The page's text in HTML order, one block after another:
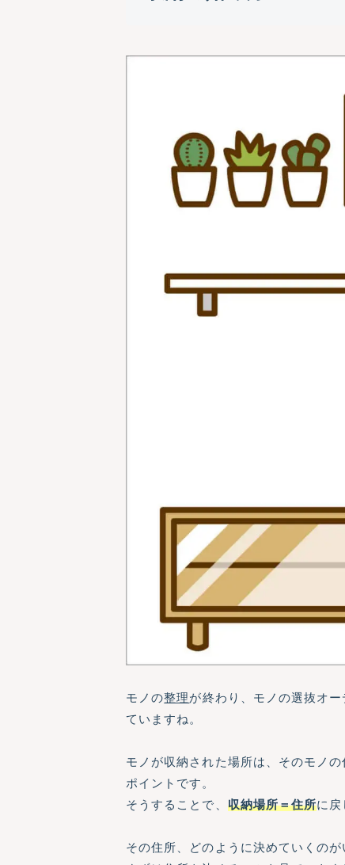
モノの整理が終わり、モノの選抜オ
ていますね。
モノが収納された場所は、そのモノ
ポイントです。
そうすることで、 収納場所＝住所に戻
その住所、どのように決めていくのが